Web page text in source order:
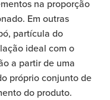
na proporção
Em outras
partícula do
ideal com o
a partir de uma
próprio conjunto de
do produto.